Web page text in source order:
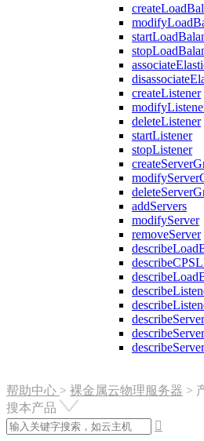
createListener
deleteListener
startListener
stopListener
addServers
modifyServer
removeServer
帮助中心 > 裸金属云物理服务器 >
搜本产品
